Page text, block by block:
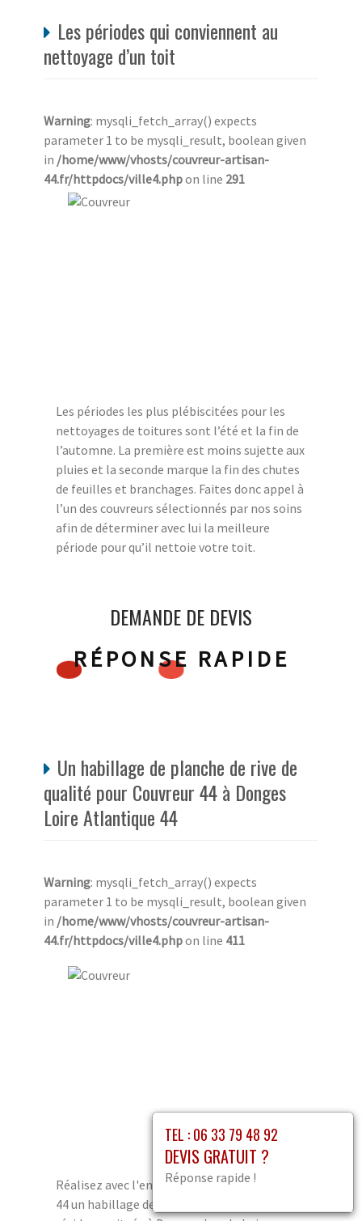
Les périodes qui conviennent au
nettoyage d’un toit
Warning: mysqli_fetch_array() expects
parameter 1 to be mysqli_result, boolean given
in /home/www/vhosts/couvreur-artisan-
44.fr/httpdocs/ville4.phpon line 291
Les périodes les plus plébiscitées pour les
nettoyages de toitures sont l’été et la fin de
l’automne. La première est moins sujette aux
pluies et la seconde marque la fin des chutes
de feuilles et branchages. Faites donc appel à
l’un des couvreurs sélectionnés par nos soins
afin de déterminer avec lui la meilleure
période pour qu’il nettoie votre toit.
DEMANDE DE DEVIS
RÉPONSE RAPIDE
Un habillage de planche de rive de
qualité pour Couvreur 44 à Donges
Loire Atlantique 44
Warning: mysqli_fetch_array() expects
parameter 1 to be mysqli_result, boolean given
in /home/www/vhosts/couvreur-artisan-
44.fr/httpdocs/ville4.phpon line 411
Réalisez avec l'entreprise familiale Couvreur
44 un habillage de planche de rive pour la
TEL : 06 33 79 48 92
DEVIS GRATUIT ?
Réponse rapide !